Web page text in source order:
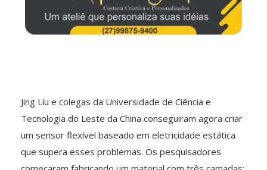
Jing Liu e colegas da Universidade de Ciência e
Tecnologia do Leste da China conseguiram agora criar
um sensor flexível baseado em eletricidade estática
que supera esses problemas. Os pesquisadores